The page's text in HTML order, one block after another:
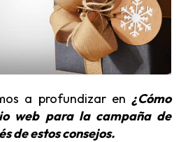
a profundizar en ¿Cómo
web para la campaña de
de estos consejos.